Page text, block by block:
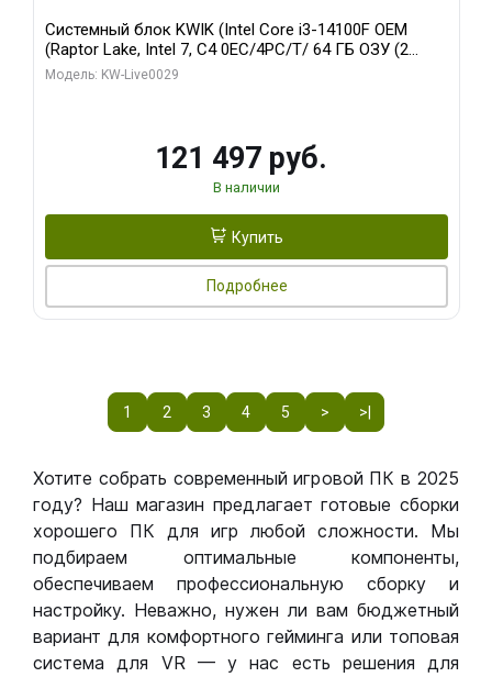
Системный блок KWIK (Intel Core i3-14100F OEM
(Raptor Lake, Intel 7, C4 0EC/4PC/T/ 64 ГБ ОЗУ (2
модуля)/ MSI RTX5060Ti SHADOW 2X OC PLUS 8GB
Модель: KW-Live0029
121 497 руб.
В наличии
Купить
Подробнее
1 2 3 4 5 > >|
Хотите собрать современный игровой ПК в 2025
году? Наш магазин предлагает готовые сборки
хорошего ПК для игр любой сложности. Мы
подбираем оптимальные компоненты,
обеспечиваем профессиональную сборку и
настройку. Неважно, нужен ли вам бюджетный
вариант для комфортного гейминга или топовая
система для VR — у нас есть решения для